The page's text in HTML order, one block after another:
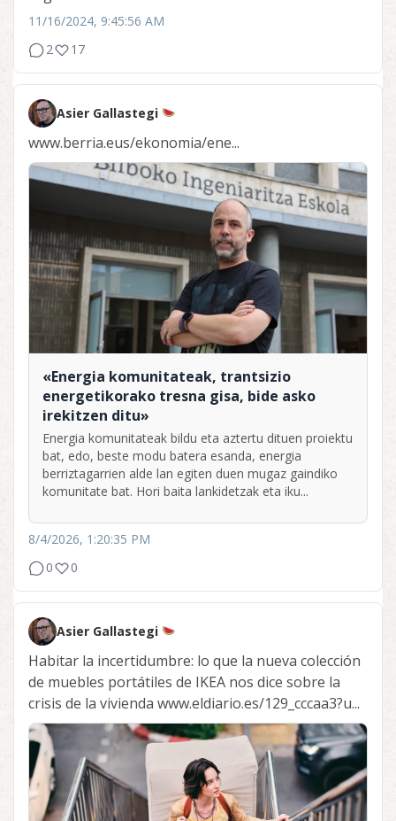
11/16/2024, 9:45:56 AM
2
17
Asier Gallastegi
www.berria.eus/ekonomia/ene...
«Energia komunitateak, trantsizio
energetikorako tresna gisa, bide asko
irekitzen ditu»
Energia komunitateak bildu eta aztertu dituen proiektu
bat, edo, beste modu batera esanda, energia
berriztagarrien alde lan egiten duen mugaz gaindiko
komunitate bat. Hori baita lankidetzak eta iku...
8/4/2026, 1:20:35 PM
0
0
Asier Gallastegi
Habitar la incertidumbre: lo que la nueva colección
de muebles portátiles de IKEA nos dice sobre la
crisis de la vivienda www.eldiario.es/129_cccaa3?u...